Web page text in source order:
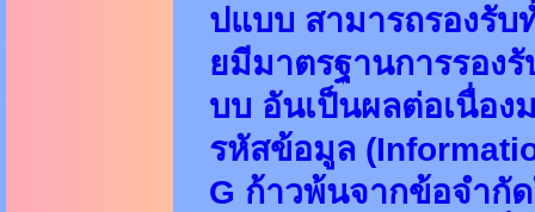
ปแบบ สามารถรองรับ
ยมีมาตรฐานการรอ
บบ อันเป็นผลต่อเนื่อง
รหัสข้อมูล
G ก้าวพ้นจากข้อจำกั